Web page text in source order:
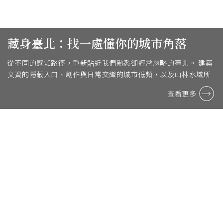
藏身臺北：找一處懂你的城市角落
從不同的感知路徑，重新貼近我們熟悉卻經常忽略的臺北。 建築
文資的隱蔽入口、創作與日常交織的城市低頻，以及山林水域所
查看更多